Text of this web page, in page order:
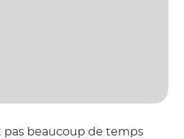
pas beaucoup de temps